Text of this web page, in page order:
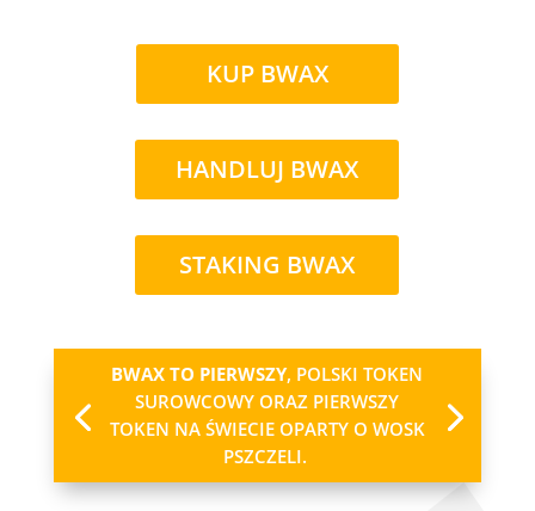
KUP BWAX
HANDLUJ BWAX
STAKING BWAX
BWAX TO PIERWSZY, POLSKI TOKEN
SUROWCOWY ORAZ PIERWSZY
TOKEN NA ŚWIECIE OPARTY O WOSK
PSZCZELI.